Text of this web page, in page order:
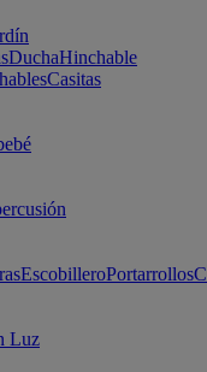
DuchaHinchable
Casitas
EscobilleroPortarrollos
Luz